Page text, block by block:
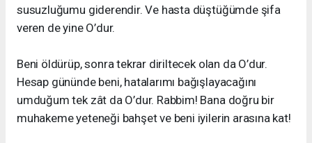
susuzluğumu giderendir. Ve hasta düştüğümde şifa
veren de yine O’dur.
Beni öldürüp, sonra tekrar diriltecek olan da O’dur.
Hesap gününde beni, hatalarımı bağışlayacağını
umduğum tek zât da O’dur. Rabbim! Bana doğru bir
muhakeme yeteneği bahşet ve beni iyilerin arasına kat!